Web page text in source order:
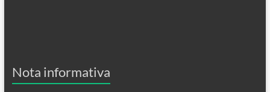
Nota informativa